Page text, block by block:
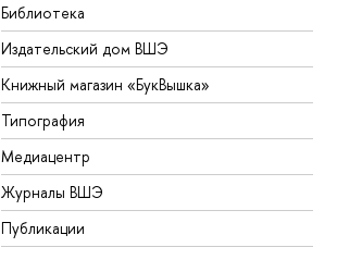
Библиотека
Издательский дом ВШЭ
Книжный магазин «БукВышка»
Типография
Медиацентр
Журналы ВШЭ
Публикации